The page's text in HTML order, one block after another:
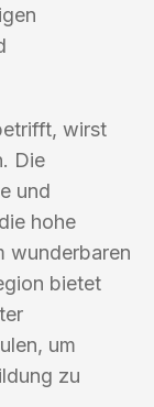
wirst
Die
und
hohe
wunderbaren
bietet
um
zu